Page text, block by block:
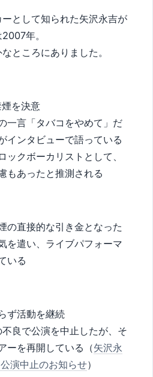
として知られた矢沢永吉が
年。
ところにありました。
を決意
一言「タバコをやめて」だ
インタビューで語っている
ックボーカリストとして、
もあったと推測される
の直接的な引き金となった
を遣い、ライブパフォーマ
いる
ず活動を継続
良で公演を中止したが、そ
ーを再開している（矢沢永
演中止のお知らせ）